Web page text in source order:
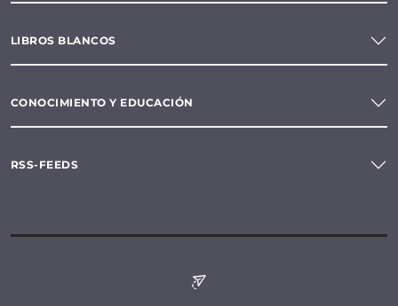
LIBROS BLANCOS
CONOCIMIENTO Y EDUCACIÓN
RSS-FEEDS